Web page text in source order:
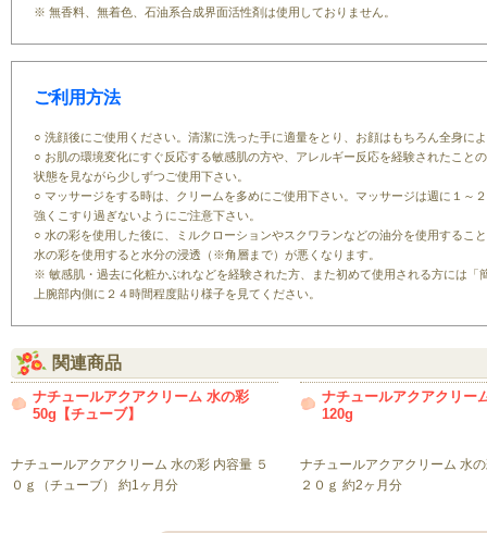
※ 無香料、無着色、石油系合成界面活性剤は使用しておりません。
ご利用方法
○ 洗顔後にご使用ください。清潔に洗った手に適量をとり、お顔はもちろん全身に
○ お肌の環境変化にすぐ反応する敏感肌の方や、アレルギー反応を経験されたこと
状態を見ながら少しずつご使用下さい。
○ マッサージをする時は、クリームを多めにご使用下さい。マッサージは週に１～
強くこすり過ぎないようにご注意下さい。
○ 水の彩を使用した後に、ミルクローションやスクワランなどの油分を使用するこ
水の彩を使用すると水分の浸透（※角層まで）が悪くなります。
※ 敏感肌・過去に化粧かぶれなどを経験された方、また初めて使用される方には
上腕部内側に２４時間程度貼り様子を見てください。
関連商品
ナチュールアクアクリーム 水の彩
50g【チューブ】
ナチュールアクアクリーム 水の彩 内容量 ５
０ｇ（チューブ） 約1ヶ月分
ナチュールアクアクリー
120g
ナチュールアクアクリーム 水
２０ｇ 約2ヶ月分